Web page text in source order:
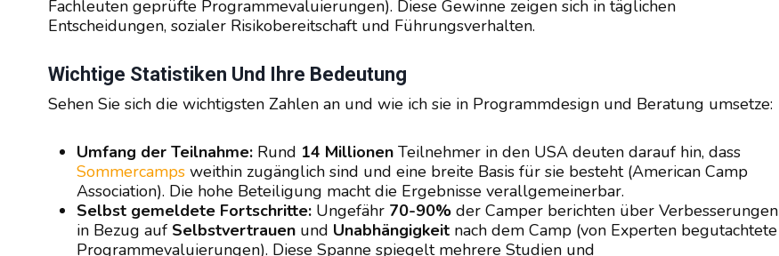
Fachleuten geprüfte Programmevaluierungen). Diese Gewinne zeigen sich in täglichen
Entscheidungen, sozialer Risikobereitschaft und Führungsverhalten.
Wichtige Statistiken Und Ihre Bedeutung
Sehen Sie sich die wichtigsten Zahlen an und wie ich sie in Programmdesign und Beratung umsetze:
Umfang der Teilnahme: Rund 14 Millionen Teilnehmer in den USA deuten darauf hin, dass
Sommercamps weithin zugänglich sind und eine breite Basis für sie besteht (American Camp
Association). Die hohe Beteiligung macht die Ergebnisse verallgemeinerbar.
Selbst gemeldete Fortschritte: Ungefähr 70-90% der Camper berichten über Verbesserungen
in Bezug auf Selbstvertrauen und Unabhängigkeit nach dem Camp (von Experten begutachtete
Programmevaluierungen). Diese Spanne spiegelt mehrere Studien und